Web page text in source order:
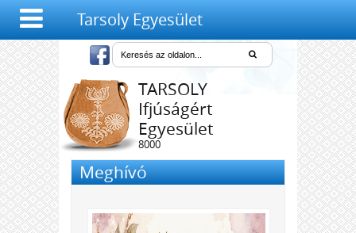
Tarsoly Egyesület
TARSOLY
Ifjúságért
Egyesület
8000
Salétrom u. 4-6.
Meghívó